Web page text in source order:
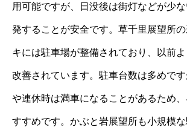
用可能ですが、日没後は街灯などが少
発することが安全です。草千里展望所
キには駐車場が整備されており、以前
改善されています。駐車台数は多めで
や連休時は満車になることがあるため
すすめです。かぶと岩展望所も小規模